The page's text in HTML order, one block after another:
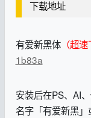
下载地址
有爱新黑体（超速
1b83a
安装后在PS、AI
名字「有爱新黑